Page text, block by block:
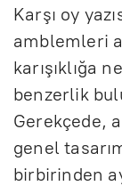
Karşı oy
amblemleri
karışıklığa
benzerlik
Gerekçede,
genel
birbirinden